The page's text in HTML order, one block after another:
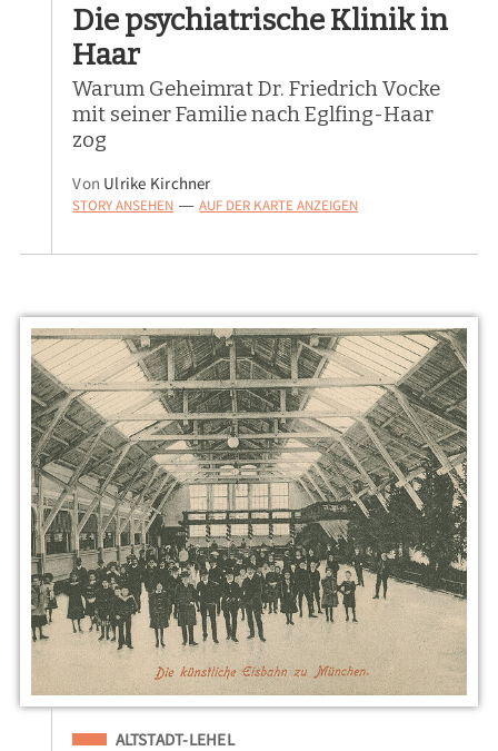
Die psychiatrische Klinik in
Haar
Warum Geheimrat Dr. Friedrich Vocke
mit seiner Familie nach Eglfing-Haar
zog
Von Ulrike Kirchner
STORY ANSEHEN — AUF DER KARTE ANZEIGEN
Eingeordnet unter
ALTSTADT-LEHEL